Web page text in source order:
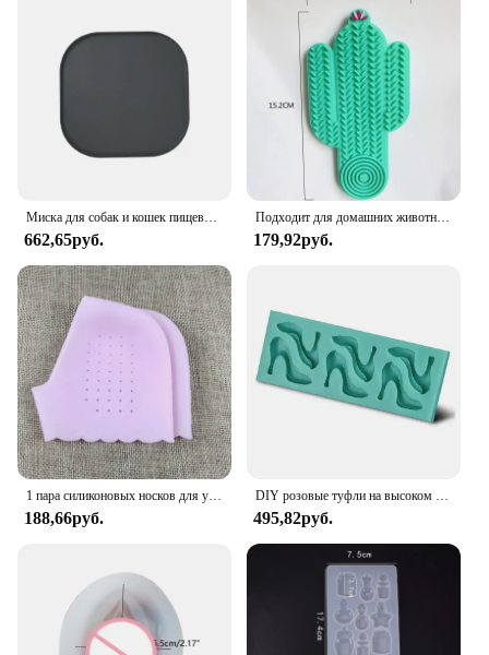
Миска для собак и кошек пищевой коврик с высокими губами, силиконовая антипригарная Водонепроницаемая подставка для кормления питомцев, кормушка для щенка Tray, водная подставка
662,65руб.
Подходит для домашних животных весом менее 3, кг. Коврик для кошек. Медленные миски для еды. Присоска. Силиконовая подставка для кормления.
179,92руб.
1 пара силиконовых носков для ухода за ногами, увлажняющий гель против растрескивания, тонкие носки на каблуке, кружевной чехол на пятку с отверстием, защита для ухода за кожей ног
188,66руб.
DIY розовые туфли на высоком каблуке силиконовая форма для торта, помадки, форма для шоколада, кубиков льда, форма для изготовления глины, инструмент для выпечки D150
495,82руб.